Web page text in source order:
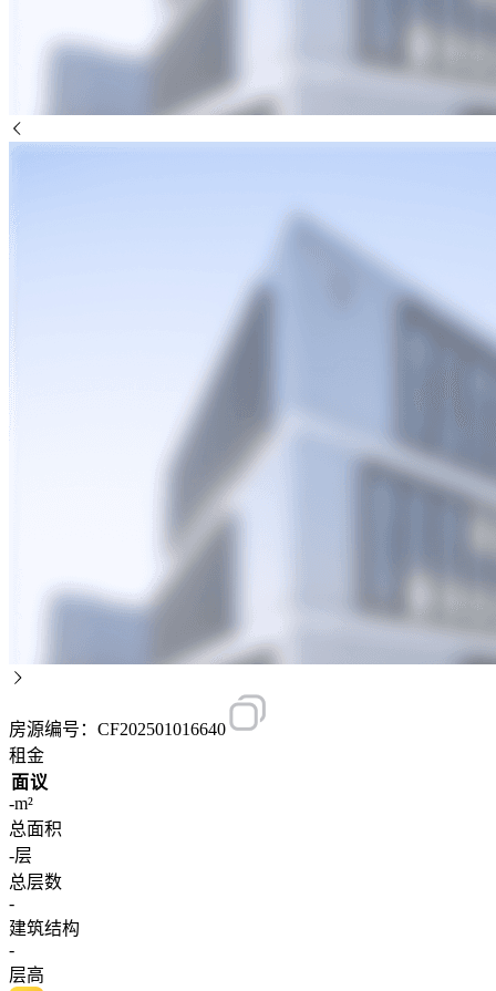
房源编号：CF202501016640
租金
面议
-m²
总面积
-层
总层数
-
建筑结构
-
层高